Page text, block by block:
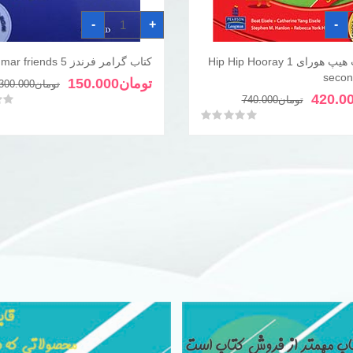
-
افزودن به سبد خرید
کتاب هیپ هیپ هورای Hip Hip Hooray 1
تومان740.000قیمت
اصلی
قیمت
فعلیامتیاز0از 5
-
کتاب
گرامر
فرندز
friends
5
عدد
+
افزودن به سبدکتاب گرامر فرندز Grammar friends 5
تومان تومان150.000